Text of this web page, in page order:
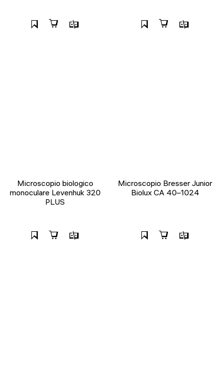
Microscopio biologico
monoculare Levenhuk 320
PLUS
Microscopio Bresser Junior
Biolux CA 40–1024